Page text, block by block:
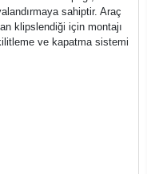
sahiptir. Araç
klipslendiği için montajı
ve kapatma sistemi